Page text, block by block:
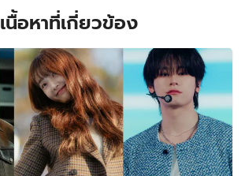
เนื้อหาที่เกี่ยวข้อง